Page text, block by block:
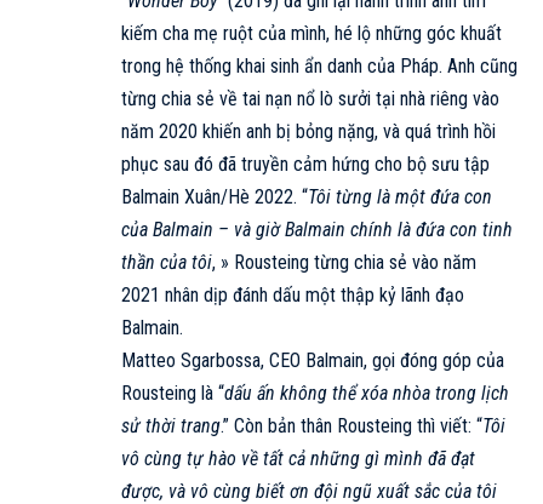
kiếm cha mẹ ruột của mình, hé lộ những góc khuất
trong hệ thống khai sinh ẩn danh của Pháp. Anh cũng
từng chia sẻ về tai nạn nổ lò sưởi tại nhà riêng vào
năm 2020 khiến anh bị bỏng nặng, và quá trình hồi
phục sau đó đã truyền cảm hứng cho bộ sưu tập
Balmain Xuân/Hè 2022. “Tôi từng là một đứa con
của Balmain – và giờ Balmain chính là đứa con tinh
thần của tôi, » Rousteing từng chia sẻ vào năm
2021 nhân dịp đánh dấu một thập kỷ lãnh đạo
Balmain.
Matteo Sgarbossa, CEO Balmain, gọi đóng góp của
Rousteing là “dấu ấn không thể xóa nhòa trong lịch
sử thời trang.” Còn bản thân Rousteing thì viết: “Tôi
vô cùng tự hào về tất cả những gì mình đã đạt
được, và vô cùng biết ơn đội ngũ xuất sắc của tôi